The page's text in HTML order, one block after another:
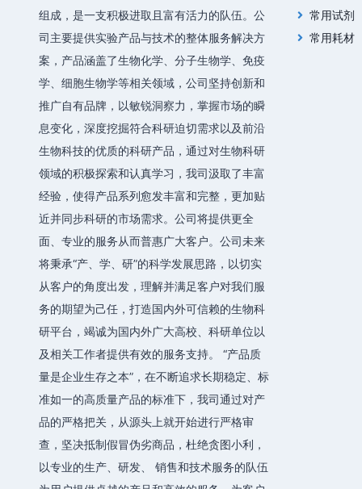
组成，是一支积极进取且富有活力的队伍。公
司主要提供实验产品与技术的整体服务解决方
案，产品涵盖了生物化学、分子生物学、免疫
学、细胞生物学等相关领域，公司坚持创新和
推广自有品牌，以敏锐洞察力，掌握市场的瞬
息变化，深度挖掘符合科研迫切需求以及前沿
生物科技的优质的科研产品，通过对生物科研
领域的积极探索和认真学习，我司汲取了丰富
经验，使得产品系列愈发丰富和完整，更加贴
近并同步科研的市场需求。公司将提供更全
面、专业的服务从而普惠广大客户。公司未来
将秉承“产、学、研”的科学发展思路，以切实
从客户的角度出发，理解并满足客户对我们服
务的期望为己任，打造国内外可信赖的生物科
研平台，竭诚为国内外广大高校、科研单位以
及相关工作者提供有效的服务支持。 “产品质
量是企业生存之本”，在不断追求长期稳定、标
准如一的高质量产品的标准下，我司通过对产
品的严格把关，从源头上就开始进行严格审
查，坚决抵制假冒伪劣商品，杜绝贪图小利，
以专业的生产、研发、 销售和技术服务的队伍
常用试剂
常用耗材